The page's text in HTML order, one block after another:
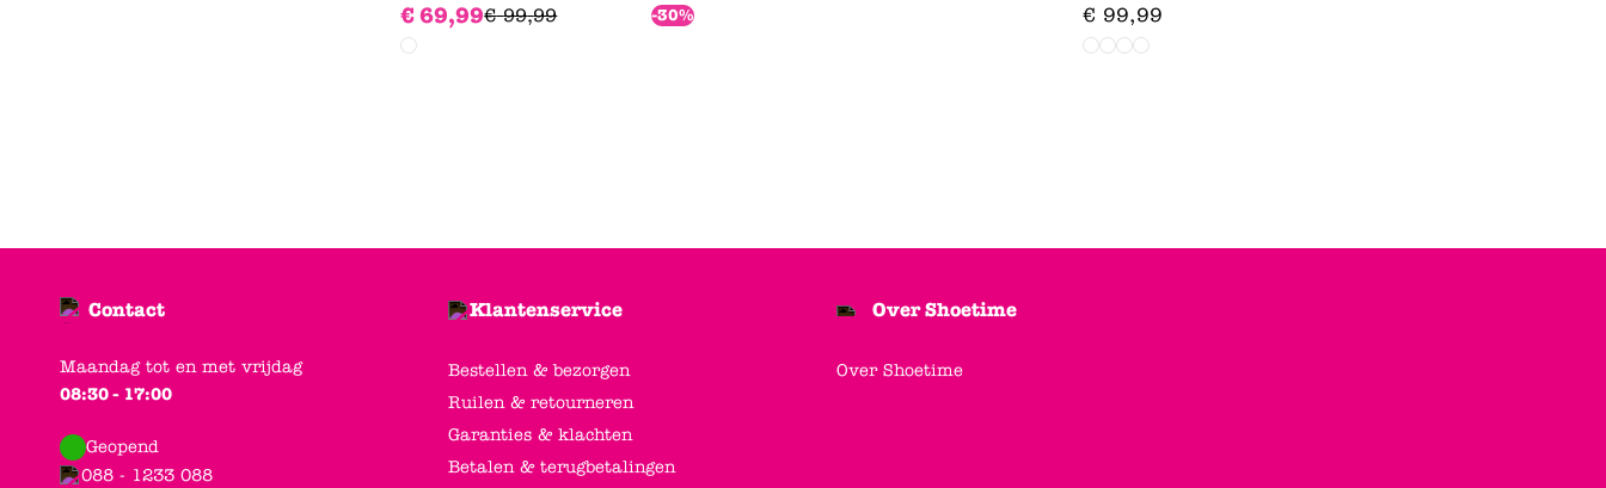
€69,99€ 99,99 -30% € 99,99
Contact
Maandag tot en met vrijdag
08:30 - 17:00
Geopend
088 - 1233 088
Klantenservice
Bestellen & bezorgen
Ruilen & retourneren
Garanties & klachten
Betalen & terugbetalingen
Over Shoetime
Over Shoetime